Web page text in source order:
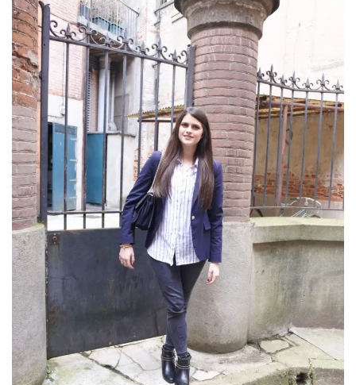
Beauté
(640)
Actualités
beauté
(10)
Conseils
beauté
(54)
Favoris
(27)
(478)